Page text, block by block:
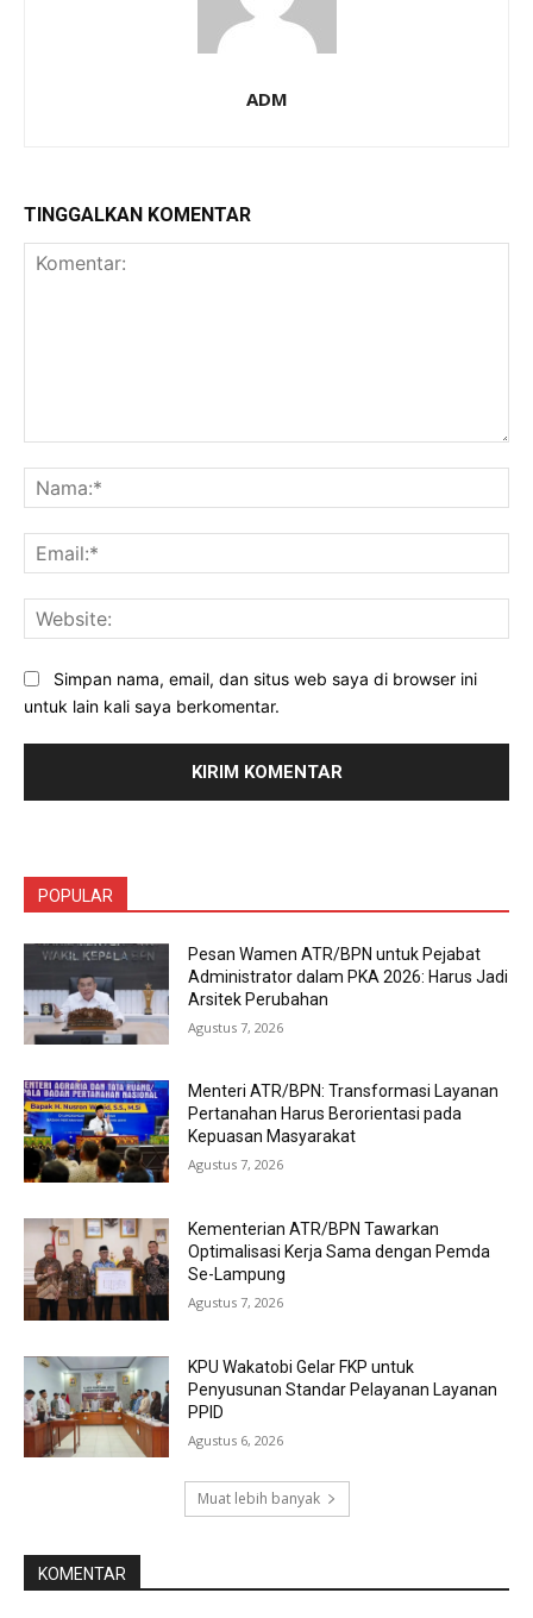
ADM
TINGGALKAN KOMENTAR
Simpan nama, email, dan situs web saya di browser ini
untuk lain kali saya berkomentar.
POPULAR
Pesan Wamen ATR/BPN untuk Pejabat
Administrator dalam PKA 2026: Harus Jadi
Arsitek Perubahan
Agustus 7, 2026
Menteri ATR/BPN: Transformasi Layanan
Pertanahan Harus Berorientasi pada
Kepuasan Masyarakat
Agustus 7, 2026
Kementerian ATR/BPN Tawarkan
Optimalisasi Kerja Sama dengan Pemda
Se-Lampung
Agustus 7, 2026
KPU Wakatobi Gelar FKP untuk
Penyusunan Standar Pelayanan Layanan
PPID
Agustus 6, 2026
Muat lebih banyak
KOMENTAR